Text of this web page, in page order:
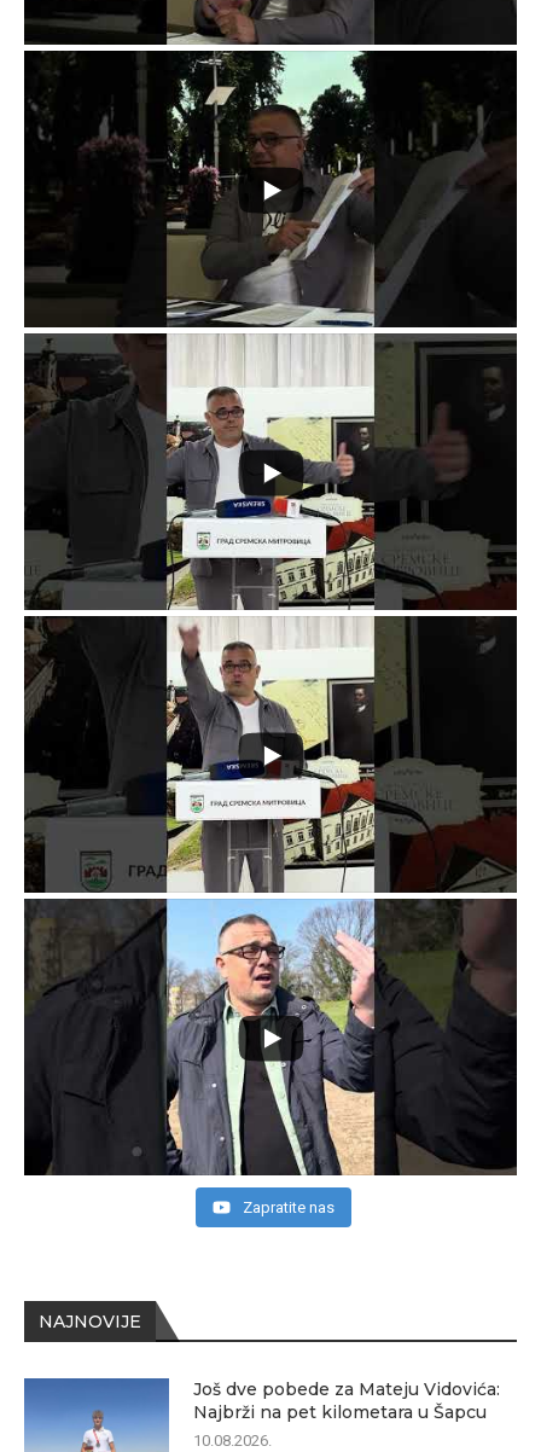
NAJNOVIJE
Još dve pobede za Mateju Vidovića:
Najbrži na pet kilometara u Šapcu
10.08.2026.
Zapratite nas